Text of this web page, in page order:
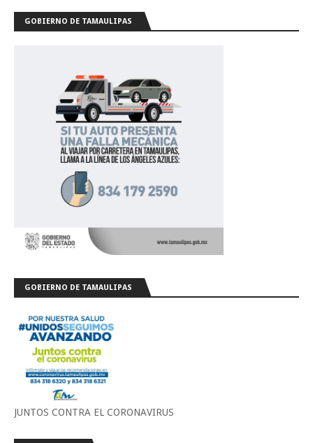
GOBIERNO DE TAMAULIPAS
GOBIERNO DE TAMAULIPAS
JUNTOS CONTRA EL CORONAVIRUS